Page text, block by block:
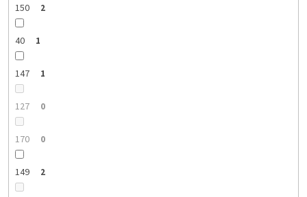
150 2
40 1
147 1
127 0
170 0
149 2